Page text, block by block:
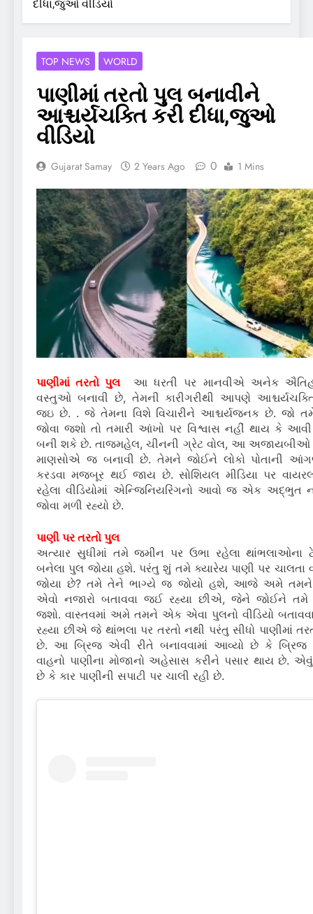
દીધા,જુઓ વીડિયો
TOP NEWS WORLD
પાણીમાં તરતો પુલ બનાવીને
આશ્ચર્યચક્તિ કરી દીધા,જુઓ
વીડિયો
Gujarat Samay 2 Years Ago 0 1 Mins
પાણીમાં તરતો પુલ આ ધરતી પર માનવીએ અનેક
વસ્તુઓ બનાવી છે, તેમની કારીગરીથી આપણે
જઇ છે. . જે તેમના વિશે વિચારીને આશ્ચર્યજનક છે. જો
જોવા જશો તો તમારી આંખો પર વિશ્વાસ નહીં થાય કે
બની શકે છે. તાજમહેલ, ચીનની ગ્રેટ વોલ, આ અજાયબીઓ
માણસોએ જ બનાવી છે. તેમને જોઈને લોકો પોતાની
કરડવા મજબૂર થઈ જાય છે. સોશિયલ મીડિયા પર
રહેલા વીડિયોમાં એન્જિનિયરિંગનો આવો જ એક અદ્ભુત
જોવા મળી રહ્યો છે.
પાણી પર તરતો પુલ
અત્યાર સુધીમાં તમે જમીન પર ઉભા રહેલા થાંભલાઓના
બનેલા પુલ જોયા હશે. પરંતુ શું તમે ક્યારેય પાણી પર ચાલતા
જોયા છે? તમે તેને ભાગ્યે જ જોયો હશે, આજે અમે
એવો નજારો બતાવવા જઈ રહ્યા છીએ, જેને જોઈને તમે
જશો. વાસ્તવમાં અમે તમને એક એવા પુલનો વીડિયો
રહ્યા છીએ જે થાંભલા પર તરતો નથી પરંતુ સીધો પાણીમાં
છે. આ બ્રિજ એવી રીતે બનાવવામાં આવ્યો છે કે બ્રિજ
વાહનો પાણીના મોજાનો અહેસાસ કરીને પસાર થાય છે.
છે કે કાર પાણીની સપાટી પર ચાલી રહી છે.